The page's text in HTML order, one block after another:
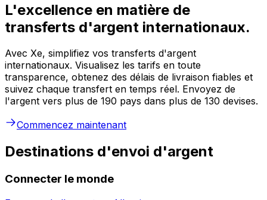
L'excellence en matière de
transferts d'argent internationaux.
Avec Xe, simplifiez vos transferts d'argent
internationaux. Visualisez les tarifs en toute
transparence, obtenez des délais de livraison fiables et
suivez chaque transfert en temps réel. Envoyez de
l'argent vers plus de 190 pays dans plus de 130 devises.
Commencez maintenant
Destinations d'envoi d'argent
Connecter le monde